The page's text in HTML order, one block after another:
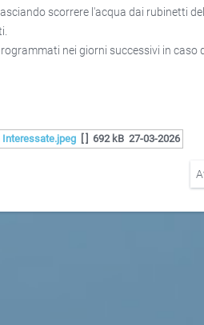
scorrere l'acqua dai rubinetti
nei giorni successivi in caso
Interessate.jpeg [ ] 692 kB 27-03-2026